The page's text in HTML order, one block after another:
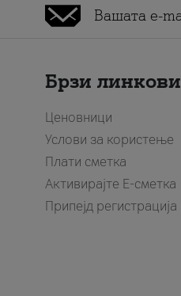
Брзи линкови
Ценовници
Услови за користење
Плати сметка
Активирајте Е-сметка
Припејд регистрација